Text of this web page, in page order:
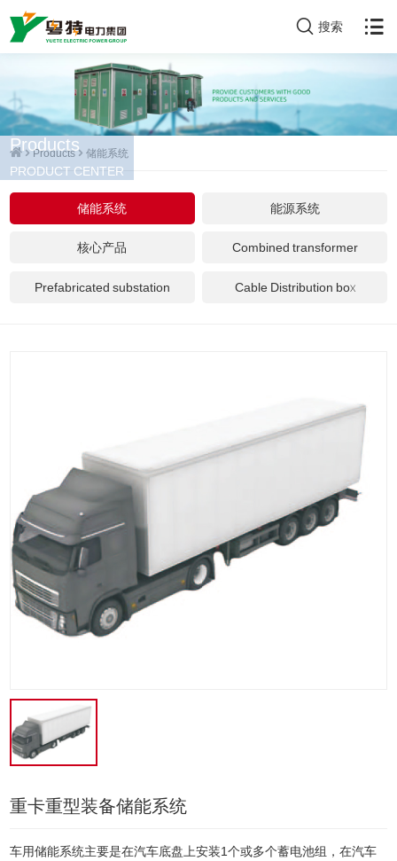
搜索
Products
PRODUCT CENTER
Products 储能系统
储能系统 能源系统
核心产品 Combined transformer
Prefabricated substation Cable Distribution box
重卡重型装备储能系统
车用储能系统主要是在汽车底盘上安装1个或多个蓄电池组，在汽车